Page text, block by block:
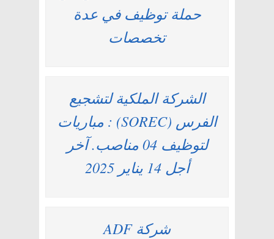
حملة توظيف في عدة
تخصصات
الشركة الملكية لتشجيع
الفرس (SOREC) : مباريات
لتوظيف 04 مناصب. آخر
أجل 14 يناير 2025
شركة ADF